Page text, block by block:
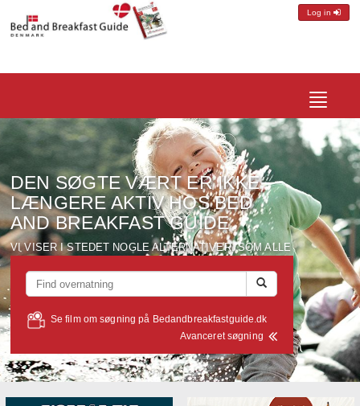
Log in
Toggle
DEN SØGTE VÆRT ER IKKE
LÆNGERE AKTIV HOS BED
AND BREAKFAST GUIDE
VI VISER I STEDET NOGLE ALTERNATIVER, SOM ALLE
SØGTE PÅ...
Avanceret søgning
Se film om søgning på Bedandbreakfastguide.dk